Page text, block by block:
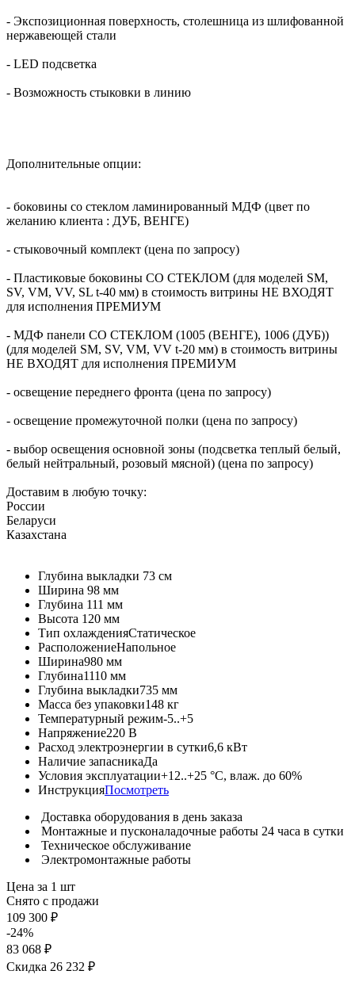
- Экспозиционная поверхность, столешница из шлифованной
нержавеющей стали
- LED подсветка
- Возможность стыковки в линию
Дополнительные опции:
- боковины со стеклом ламинированный МДФ (цвет по
желанию клиента : ДУБ, ВЕНГЕ)
- стыковочный комплект (цена по запросу)
- Пластиковые боковины СО СТЕКЛОМ (для моделей SM,
SV, VM, VV, SL t-40 мм) в стоимость витрины НЕ ВХОДЯТ
для исполнения ПРЕМИУМ
- МДФ панели СО СТЕКЛОМ (1005 (ВЕНГЕ), 1006 (ДУБ))
(для моделей SM, SV, VM, VV t-20 мм) в стоимость витрины
НЕ ВХОДЯТ для исполнения ПРЕМИУМ
- освещение переднего фронта (цена по запросу)
- освещение промежуточной полки (цена по запросу)
- выбор освещения основной зоны (подсветка теплый белый,
белый нейтральный, розовый мясной) (цена по запросу)
Доставим в любую точку:
России
Беларуси
Казахстана
Глубина выкладки 73 см
Ширина 98 мм
Глубина 111 мм
Высота 120 мм
Тип охлажденияСтатическое
РасположениеНапольное
Ширина980 мм
Глубина1110 мм
Глубина выкладки735 мм
Масса без упаковки148 кг
Температурный режим-5..+5
Напряжение220 В
Расход электроэнергии в сутки6,6 кВт
Наличие запасникаДа
Условия эксплуатации+12..+25 °C, влаж. до 60%
ИнструкцияПосмотреть
Доставка оборудования в день заказа
Монтажные и пусконаладочные работы 24 часа в сутки
Техническое обслуживание
Электромонтажные работы
Цена за 1 шт
Снято с продажи
109 300 ₽
-24%
83 068 ₽
Скидка 26 232 ₽